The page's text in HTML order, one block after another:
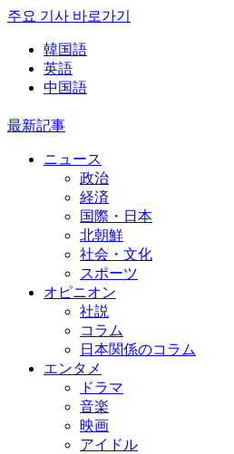
주요 기사 바로가기
韓国語
英語
中国語
最新記事
ニュース
政治
経済
国際・日本
北朝鮮
社会・文化
スポーツ
オピニオン
社説
コラム
日本関係のコラム
エンタメ
ドラマ
音楽
映画
アイドル